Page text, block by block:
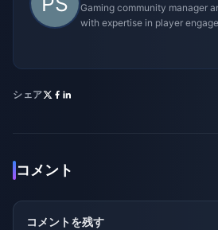
Gaming community manager
with expertise in player
シェア
コメント
コメントを残す